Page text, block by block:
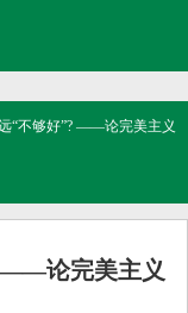
“不够好”? ——论完美主义
——论完美主义